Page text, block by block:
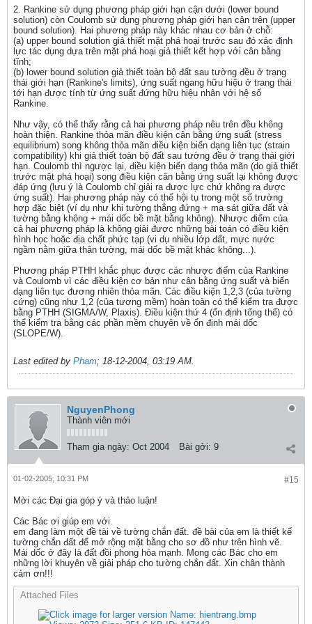
2. Rankine sử dụng phương pháp giới hạn cận dưới (lower bound
solution) còn Coulomb sử dụng phương pháp giới hạn cận trên (upper
bound solution). Hai phương pháp này khác nhau cơ bản ở chỗ:
(a) upper bound solution giả thiết mặt phá hoại trước sau đó xác định
lực tác dụng dựa trên mặt phá hoại giả thiết kết hợp với cân bằng
tĩnh;
(b) lower bound solution giả thiết toàn bộ đất sau tường đều ở trạng
thái giới hạn (Rankine's limits), ứng suất ngang hữu hiệu ở trang thái
tới hạn được tính từ ứng suất đứng hữu hiệu nhân với hệ số
Rankine.
Như vậy, có thể thấy rằng cả hai phương pháp nêu trên đều không
hoàn thiện. Rankine thỏa mãn điều kiện cân bằng ứng suất (stress
equilibrium) song không thỏa mãn điều kiện biến dạng liên tục (strain
compatibility) khi giả thiết toàn bộ đất sau tường đều ở trạng thái giới
hạn. Coulomb thì ngược lại, điều kiện biến dạng thỏa mãn (do giả thiết
trước mặt phá hoại) song điều kiện cân bằng ứng suất lại không được
đáp ứng (lưu ý là Coulomb chỉ giải ra được lực chứ không ra được
ứng suất). Hai phương pháp này có thể hội tụ trong một số trường
hợp đặc biệt (ví dụ như khi tường thẳng đứng + ma sát giữa đất và
tường bằng không + mái dốc bề mặt bằng không). Nhược điểm của
cả hai phương pháp là không giải được những bài toán có điều kiện
hình học hoặc địa chất phức tạp (vi dụ nhiều lớp đất, mực nước
ngầm nằm giữa thân tường, mái dốc bề mặt khác không...).
Phương pháp PTHH khắc phục được các nhược điểm của Rankine
và Coulomb vì các điều kiện cơ bản như cân bằng ứng suất và biến
dạng liên tục đương nhiên thỏa mãn. Các điều kiện 1,2,3 (của tường
cứng) cũng như 1,2 (của tương mềm) hoàn toàn có thể kiểm tra được
bằng PTHH (SIGMA/W, Plaxis). Điều kiện thứ 4 (ổn định tổng thể) có
thể kiểm tra bằng các phần mềm chuyên về ổn định mái dốc
(SLOPE/W).
Last edited by Pham; 18-12-2004, 03:19 AM.
NguyenPhong
Thành viên mới
Tham gia ngày: Oct 2004 Bài gởi: 9
#15
01-02-2005, 10:31 PM
Mời các Đại gia góp ý và thảo luận!
Các Bác ơi giúp em với.
em đang làm một đề tài về tường chắn đất. đề bài của em là thiết kế
tường chắn đất để mở rộng mặt bằng cho sơ đồ như trên hình vẽ.
Mái dốc ở đây là đất đồi phong hóa mạnh. Mong các Bác cho em
những lời khuyên về giải pháp cho tường chắn đất. Xin chân thành
cảm ơn!!!
Attached Files